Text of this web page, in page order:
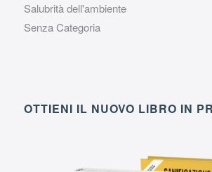
Salubrità dell'ambiente
Senza Categoria
OTTIENI IL NUOVO LIBRO IN